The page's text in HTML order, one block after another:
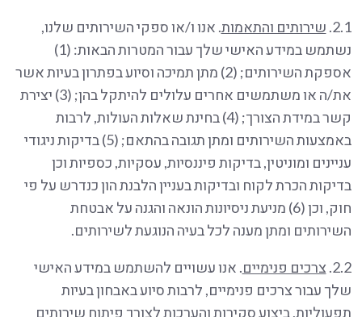
2.1. שירותים והתאמות. אנו ו/או ספקי השירותים שלנו,
נשתמש במידע האישי שלך עבור המטרות הבאות: (1)
אספקת השירותים; (2) מתן תמיכה וסיוע בפתרון בעיות אשר
את/ה או משתמשים אחרים עלולים להיתקל בהן; (3) יצירת
קשר במידת הצורך; (4) בחינת שאלות העולות, לרבות
באמצעות השירותים ומתן תגובה בהתאם; (5) בדיקות ניגודי
עניינים ומוניטין, בדיקות פיננסיות, עסקיות, כספיות וכן
בדיקות הכרת לקוח ובדיקות בעניין הלבנת הון כנדרש על פי
חוק, וכן (6) מניעת ניסיונות הונאה והגנה על אבטחת
השירותים ומתן מענה לכל בעיה הנוגעת לשירותים.
2.2. צרכים פנימיים. אנו עשויים להשתמש במידע האישי
שלך עבור צרכים פנימיים, לרבות סיוע באבחון בעיות
תפעוליות, ביצוע סקירות והערכות לצורך פיתוח שירותים